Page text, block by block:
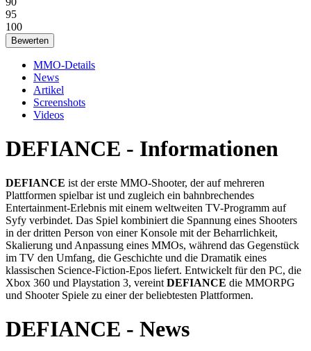
95
100
MMO-Details
News
Artikel
Screenshots
Videos
DEFIANCE - Informationen
DEFIANCE ist der erste MMO-Shooter, der auf mehreren
Plattformen spielbar ist und zugleich ein bahnbrechendes
Entertainment-Erlebnis mit einem weltweiten TV-Programm auf
Syfy verbindet. Das Spiel kombiniert die Spannung eines Shooters
in der dritten Person von einer Konsole mit der Beharrlichkeit,
Skalierung und Anpassung eines MMOs, während das Gegenstück
im TV den Umfang, die Geschichte und die Dramatik eines
klassischen Science-Fiction-Epos liefert. Entwickelt für den PC, die
Xbox 360 und Playstation 3, vereint DEFIANCE die MMORPG
und Shooter Spiele zu einer der beliebtesten Plattformen.
DEFIANCE - News